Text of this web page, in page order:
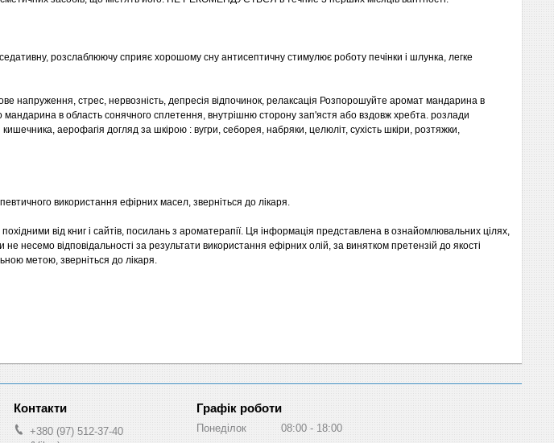
розслаблюючу сприяє хорошому сну антисептичну стимулює роботу печінки і шлунка, легке
стрес, нервозність, депресія відпочинок, релаксація Розпорошуйте аромат мандарина в
в область сонячного сплетення, внутрішню сторону зап'ястя або вздовж хребта. розлади
аерофагія догляд за шкірою : вугри, себорея, набряки, целюліт, сухість шкіри, розтяжки,
використання ефірних масел, зверніться до лікаря.
від книг і сайтів, посилань з ароматерапії. Ця інформація представлена в ознайомлювальних цілях,
несемо відповідальності за результати використання ефірних олій, за винятком претензій до якості
метою, зверніться до лікаря.
+380 (97) 512-37-40
Графік роботи
Понеділок 08:00 18:00